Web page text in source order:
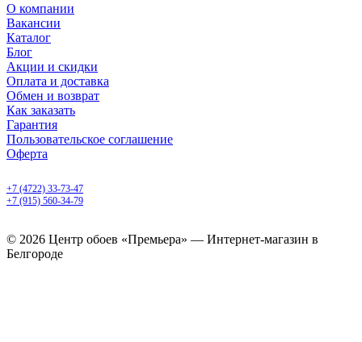
О компании
Вакансии
Каталог
Блог
Акции и скидки
Оплата и доставка
Обмен и возврат
Как заказать
Гарантия
Пользовательское соглашение
Оферта
+7 (4722) 33-73-47
+7 (915) 560-34-79
© 2026 Центр обоев «Премьера» — Интернет-магазин в
Белгороде